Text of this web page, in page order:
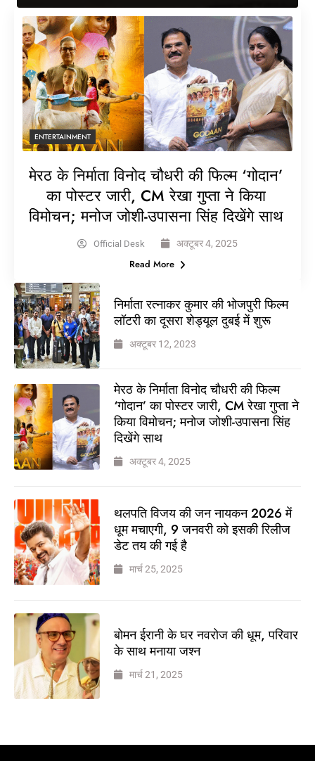
ENTERTAINMENT
मेरठ के निर्माता विनोद चौधरी की फिल्म ‘गोदान’
का पोस्टर जारी, CM रेखा गुप्ता ने किया
विमोचन; मनोज जोशी-उपासना सिंह दिखेंगे साथ
Official Desk अक्टूबर 4, 2025
Read More
निर्माता रत्नाकर कुमार की भोजपुरी फिल्म
लॉटरी का दूसरा शेड्यूल दुबई में शुरू
अक्टूबर 12, 2023
मेरठ के निर्माता विनोद चौधरी की फिल्म
‘गोदान’ का पोस्टर जारी, CM रेखा गुप्ता ने
किया विमोचन; मनोज जोशी-उपासना सिंह
दिखेंगे साथ
अक्टूबर 4, 2025
थलपति विजय की जन नायकन 2026 में
धूम मचाएगी, 9 जनवरी को इसकी रिलीज
डेट तय की गई है
मार्च 25, 2025
बोमन ईरानी के घर नवरोज की धूम, परिवार
के साथ मनाया जश्न
मार्च 21, 2025